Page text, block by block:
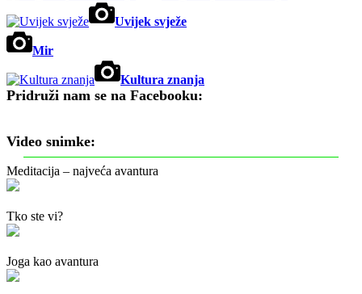
Uvijek svježe
Mir
Kultura znanja
Pridruži nam se na Facebooku:
Video snimke:
Meditacija – najveća avantura
Tko ste vi?
Joga kao avantura